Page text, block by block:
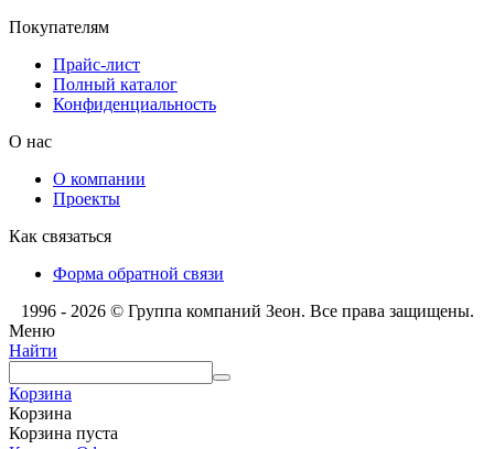
Покупателям
Прайс-лист
Полный каталог
Конфиденциальность
О нас
О компании
Проекты
Как связаться
Форма обратной связи
1996 - 2026 © Группа компаний Зеон. Все права защищены.
Меню
Найти
Корзина
Корзина
Корзина пуста